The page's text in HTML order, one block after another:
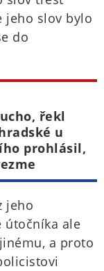
jeho slov bylo
do
řekl
u
prohlásil,
jeho
útočníka ale
a proto